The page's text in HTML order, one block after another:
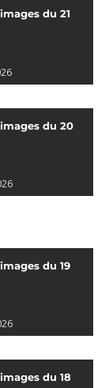
du 21
du 20
du 19
du 18